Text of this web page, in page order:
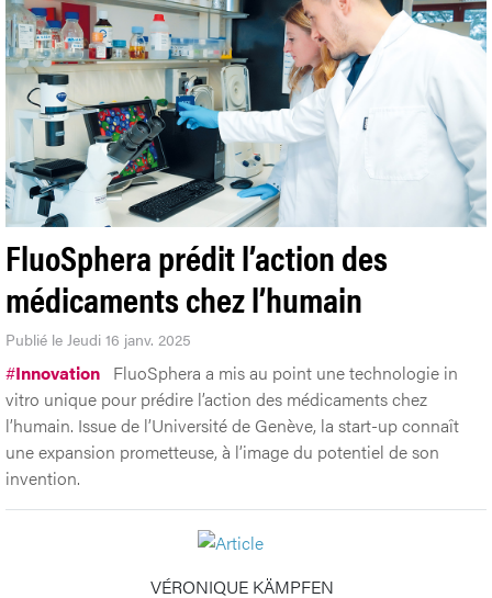
FluoSphera prédit l’action des
médicaments chez l’humain
Publié le Jeudi 16 janv. 2025
#Innovation FluoSphera a mis au point une technologie in
vitro unique pour prédire l’action des médicaments chez
l’humain. Issue de l’Université de Genève, la start-up connaît
une expansion prometteuse, à l’image du potentiel de son
invention.
VÉRONIQUE KÄMPFEN